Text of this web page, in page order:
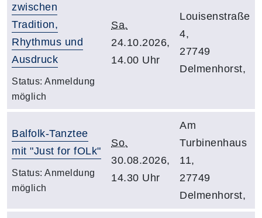
zwischen
Tradition,
Rhythmus und
Ausdruck
Status: Anmeldung
möglich
Sa.
24.10.2026,
14.00 Uhr
Louisenstraße
4,
27749
Delmenhorst,
Balfolk-Tanztee
mit "Just for fOLk"
Status: Anmeldung
möglich
So.
30.08.2026,
14.30 Uhr
Am
Turbinenhaus
11,
27749
Delmenhorst,